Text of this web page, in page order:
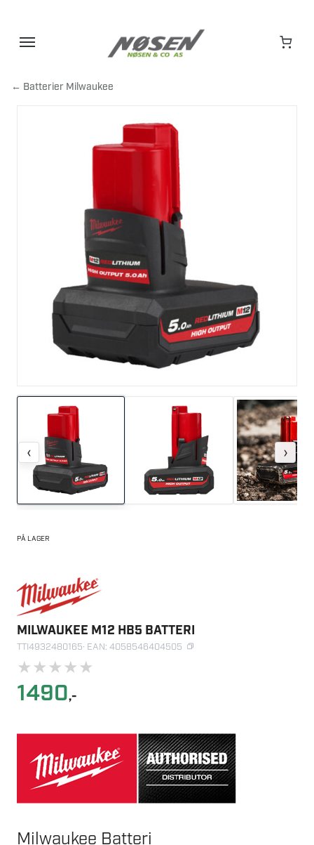
← Batterier Milwaukee
‹ ›
PÅ LAGER
MILWAUKEE M12 HB5 BATTERI
TTI4932480165· EAN: 4058546404505
★★★★★
1490,-
Milwaukee Batteri